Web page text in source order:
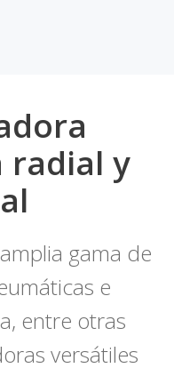
radial y
gama de
e
entre otras
versátiles